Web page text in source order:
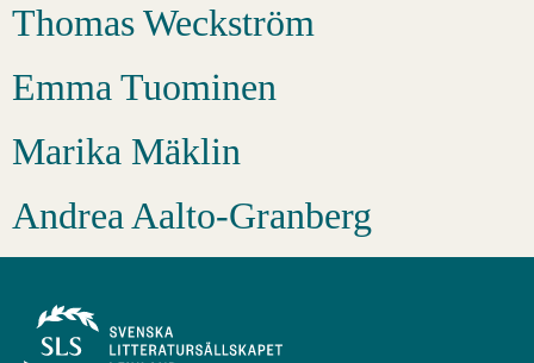
Thomas Weckström
Emma Tuominen
Marika Mäklin
Andrea Aalto-Granberg